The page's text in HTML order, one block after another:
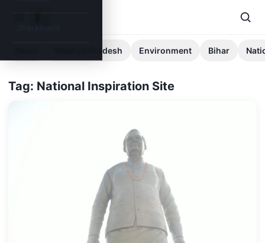
Madhya Pradesh Environment Bihar
Tag: National Inspiration Site